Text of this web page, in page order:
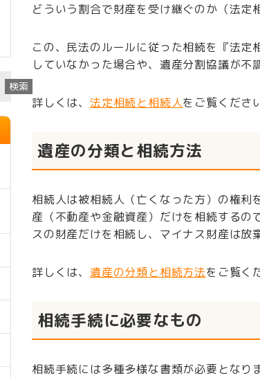
どういう割合で財産を受け継ぐのか（法定
この、民法のルールに従った相続を『法
していなかった場合や、遺産分割協議が不
詳しくは、 法定相続と相続人をご覧くださ
遺産の分類と相続方法
相続人は被相続人（亡くなった方）の権
産（不動産や金融資産）だけを相続する
スの財産だけを相続し、マイナス財産は放
詳しくは、 遺産の分類と相続方法をご覧く
相続手続に必要なもの
相続手続には多種多様な書類が必要とな
検索